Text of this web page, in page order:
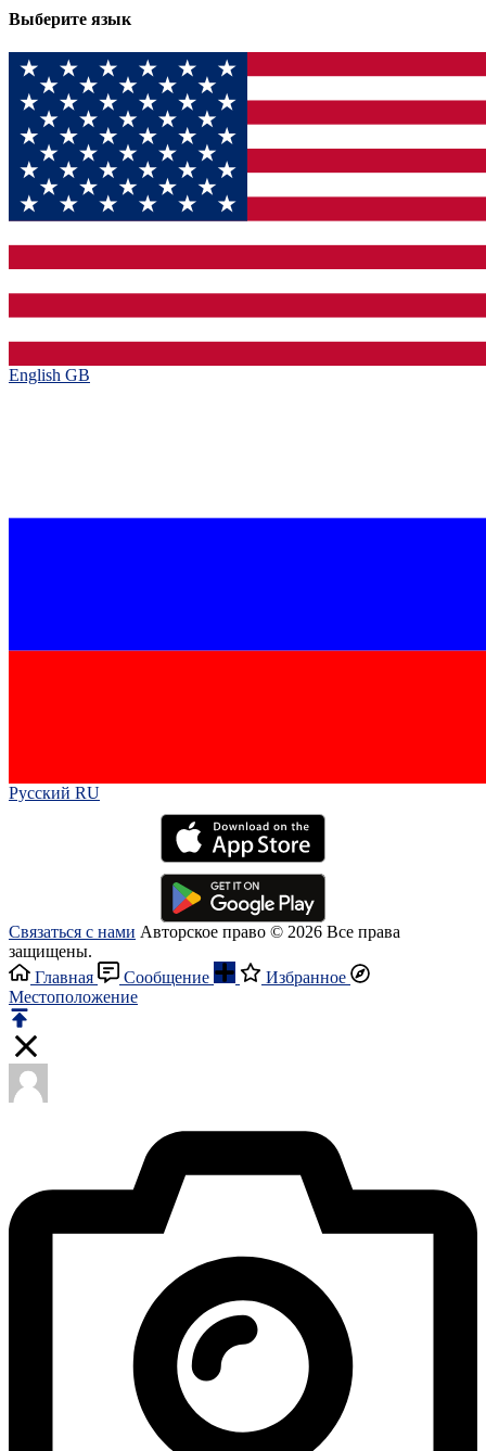
Выберите язык
English GB‎
Русский RU‎
Связаться с нами Авторское право © 2026 Все права
защищены.
Главная
Сообщение
Избранное
Местоположение